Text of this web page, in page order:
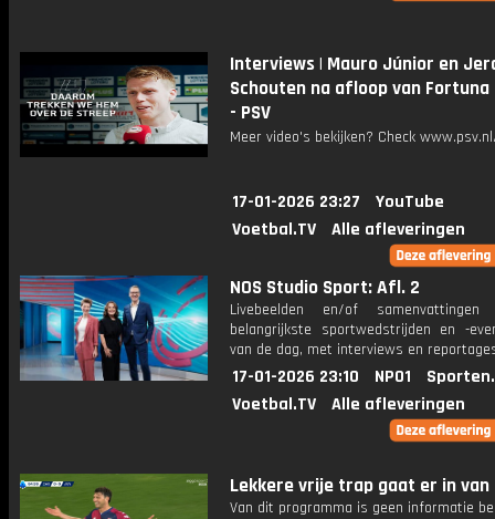
Interviews | Mauro Júnior en
Schouten na afloop van
- PSV
Meer video's bekijken? Check
17-01-2026 23:27
YouTube
Voetbal.TV
Alle afleveringen
NOS Studio Sport: Afl. 2
Livebeelden en/of
belangrijkste sportwedstrijden en -
van de dag, met interviews en
17-01-2026 23:10 NPO1
Voetbal.TV
Alle afleveringen
Lekkere vrije trap gaat er in van
Van dit programma is geen informatie